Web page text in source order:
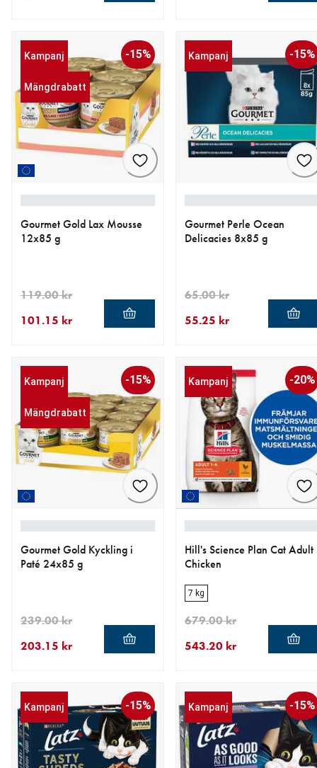
Kampanj
Mängdrabatt
-15%
Gourmet Gold Lax Mousse
12x85 g
101.15 kr
119.00 kr
Kampanj -15%
Gourmet Perle Ocean
Delicacies 8x85 g
55.25 kr
65.00 kr
Kampanj
Mängdrabatt
-15%
Gourmet Gold Kyckling i
Paté 24x85 g
203.15 kr
239.00 kr
Kampanj -20%
Hill's Science Plan Cat Adult
Chicken
7 kg
543.20 kr
679.00 kr
Kampanj -15% Kampanj -15%